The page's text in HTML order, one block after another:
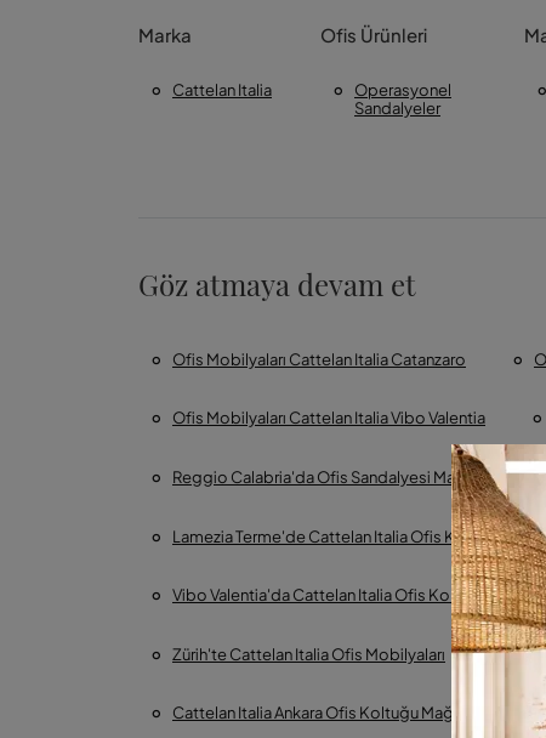
Marka
Cattelan Italia
Ofis Ürünleri
Operasyonel
Sandalyeler
Göz atmaya devam et
Ofis Mobilyaları Cattelan Italia Catanzaro
Ofis Mobilyaları Cattelan Italia Vibo Valentia
Reggio Calabria'da Ofis Sandalyesi Mağazası
Lamezia Terme'de Cattelan Italia Ofis Koltuğu
Vibo Valentia'da Cattelan Italia Ofis Koltuğu
Zürih'te Cattelan Italia Ofis Mobilyaları
Cattelan Italia Ankara Ofis Koltuğu Mağazası